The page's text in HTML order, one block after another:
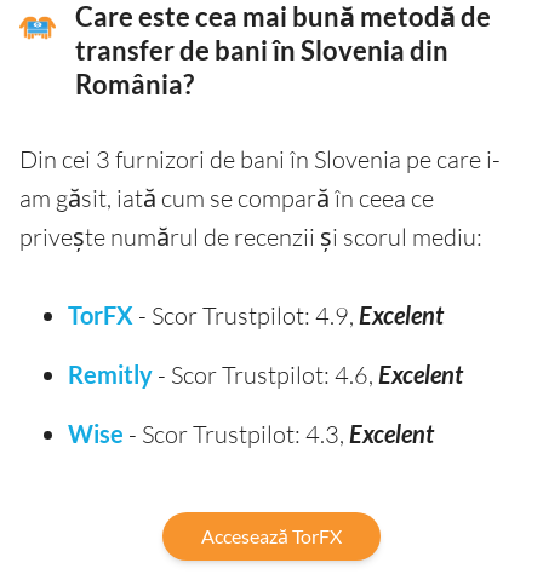
Care este cea mai bună metodă de
transfer de bani în Slovenia din
România?
Din cei 3 furnizori de bani în Slovenia pe care i-
am găsit, iată cum se compară în ceea ce
privește numărul de recenzii și scorul mediu:
TorFX - Scor Trustpilot: 4.9, Excelent
Remitly - Scor Trustpilot: 4.6, Excelent
Wise - Scor Trustpilot: 4.3, Excelent
Accesează TorFX